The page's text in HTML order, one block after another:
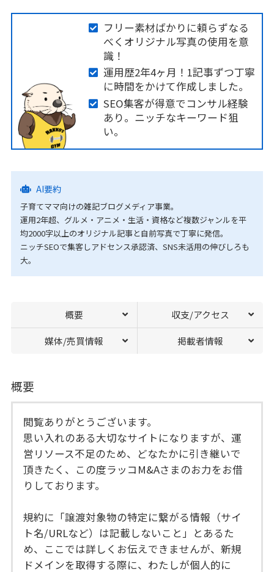
フリー素材ばかりに頼らずなる
べくオリジナル写真の使用を意
識！
運用歴2年4ヶ月！1記事ずつ丁寧
に時間をかけて作成しました。
SEO集客が得意でコンサル経験
あり。ニッチなキーワード狙
い。
AI要約
子育てママ向けの雑記ブログメディア事業。
運用2年超、グルメ・アニメ・生活・資格など複数ジャンルを平
均2000字以上のオリジナル記事と自前写真で丁寧に発信。
ニッチSEOで集客しアドセンス承認済、SNS未活用の伸びしろも
大。
概要 収支/アクセス
媒体/売買情報 掲載者情報
概要
閲覧ありがとうございます。
思い入れのある大切なサイトになりますが、運
営リソース不足のため、どなたかに引き継いで
頂きたく、この度ラッコM&Aさまのお力をお借
りしております。
規約に「譲渡対象物の特定に繋がる情報（サイ
ト名/URLなど）は記載しないこと」とあるた
め、ここでは詳しくお伝えできませんが、新規
ドメインを取得する際に、わたしが個人的に